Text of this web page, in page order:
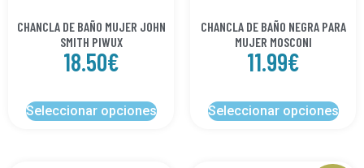
CHANCLA DE BAÑO MUJER JOHN
SMITH PIWUX
18.50€
Seleccionar opciones
CHANCLA DE BAÑO NEGRA PARA
MUJER MOSCONI
11.99€
Seleccionar opciones